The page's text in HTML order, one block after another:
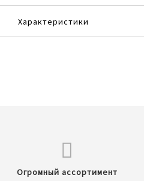
Характеристики
Огромный ассортимент